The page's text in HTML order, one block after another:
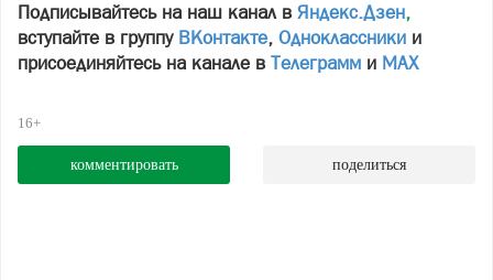
Подписывайтесь на наш канал в Яндекс.Дзен,
вступайте в группу ВКонтакте, Одноклассники и
присоединяйтесь на канале в Телеграмм и МАХ
16+
комментировать поделиться